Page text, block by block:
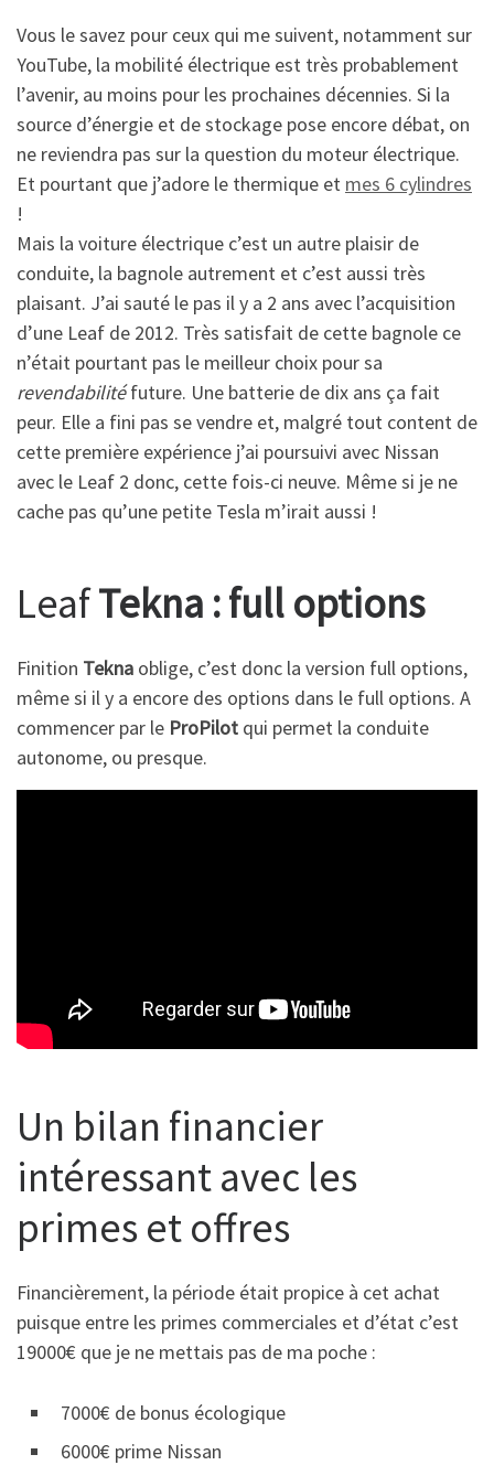
Vous le savez pour ceux qui me suivent, notamment sur
YouTube, la mobilité électrique est très probablement
l’avenir, au moins pour les prochaines décennies. Si la
source d’énergie et de stockage pose encore débat, on
ne reviendra pas sur la question du moteur électrique.
Et pourtant que j’adore le thermique et mes 6 cylindres
!
Mais la voiture électrique c’est un autre plaisir de
conduite, la bagnole autrement et c’est aussi très
plaisant. J’ai sauté le pas il y a 2 ans avec l’acquisition
d’une Leaf de 2012. Très satisfait de cette bagnole ce
n’était pourtant pas le meilleur choix pour sa
revendabilitéfuture. Une batterie de dix ans ça fait
peur. Elle a fini pas se vendre et, malgré tout content de
cette première expérience j’ai poursuivi avec Nissan
avec le Leaf 2 donc, cette fois-ci neuve. Même si je ne
cache pas qu’une petite Tesla m’irait aussi !
LeafTekna : full options
Finition Tekna oblige, c’est donc la version full options,
même si il y a encore des options dans le full options. A
commencer par le ProPilot qui permet la conduite
autonome, ou presque.
Un bilan financier
intéressant avec les
primes et offres
Financièrement, la période était propice à cet achat
puisque entre les primes commerciales et d’état c’est
19000€ que je ne mettais pas de ma poche :
7000€ de bonus écologique
6000€ prime Nissan